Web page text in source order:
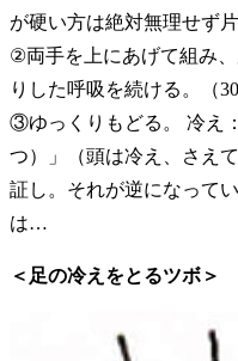
が硬い方は絶対無理せず
②両手を上にあげて組み
りした呼吸を続ける。（30
③ゆっくりもどる。 冷え
つ）」（頭は冷え、さえ
証し。それが逆になって
は…
＜足の冷えをとるツボ＞